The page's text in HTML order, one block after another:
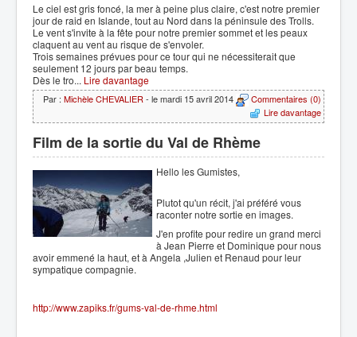
Le ciel est gris foncé, la mer à peine plus claire, c'est notre premier
jour de raid en Islande, tout au Nord dans la péninsule des Trolls.
Le vent s'invite à la fête pour notre premier sommet et les peaux
claquent au vent au risque de s'envoler.
Trois semaines prévues pour ce tour qui ne nécessiterait que
seulement 12 jours par beau temps.
Dès le tro... Lire davantage
Par : Michèle CHEVALIER - le mardi 15 avril 2014
Commentaires (0)
Lire davantage
Film de la sortie du Val de Rhème
Hello les Gumistes,
Plutot qu'un récit, j'ai préféré vous
raconter notre sortie en images.
J'en profite pour redire un grand merci
à Jean Pierre et Dominique pour nous
avoir emmené la haut, et à Angela ,Julien et Renaud pour leur
sympatique compagnie.
http://www.zapiks.fr/gums-val-de-rhme.html